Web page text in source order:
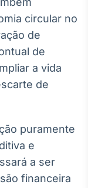
circular no
de
de
a vida
de
puramente
e
a ser
financeira